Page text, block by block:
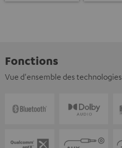
Fonctions
Vue d'ensemble des technologies